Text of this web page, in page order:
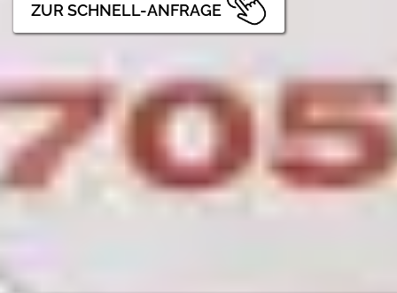
ZUR SCHNELL-ANFRAGE